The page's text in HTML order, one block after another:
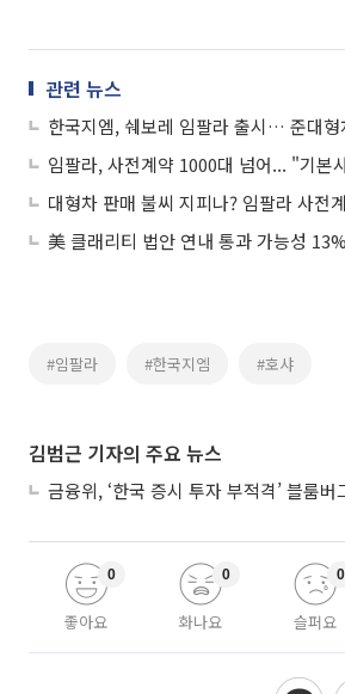
관련 뉴스
한국지엠, 쉐보레 임팔라 출시… 준대형
#임팔라 #한국지엠 #호샤
김범근 기자의 주요 뉴스
좋아요
0
화나요
0
슬퍼요
0